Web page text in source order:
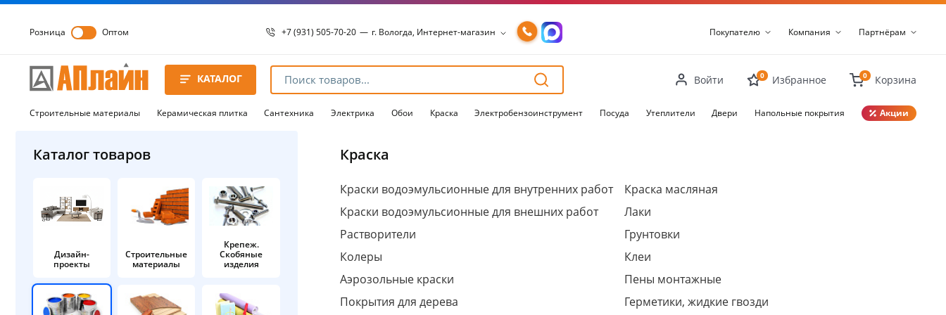
Розница Оптом +7 (931) 505-70-20 — г. Вологда, Интернет-магазин
8 8172 54-15-98
8 8172 54-15-96
г. Вологда, Пошехонское ш., 18
Покупателю Компания Партнёрам
КАТАЛОГ Войти 0 Избранное 0 Корзина
Строительные материалы Керамическая плитка Сантехника Электрика Обои Краска Электробензоинструмент Посуда Утеплители Двери Напольные покрытия Акции
Каталог товаров
Дизайн-
проекты
Строительные
материалы
Крепеж.
Скобяные
изделия
Краска
Краски водоэмульсионные для внутренних работ
Краски водоэмульсионные для внешних работ
Растворители
Колеры
Аэрозольные краски
Покрытия для дерева
Краска масляная
Лаки
Грунтовки
Клеи
Пены монтажные
Герметики, жидкие гвозди
Для клиентов всех банков
Разбейтеоплату
на части
График платежей